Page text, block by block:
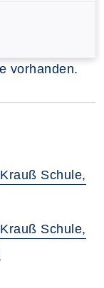
vorhanden.
Schule,
Schule,